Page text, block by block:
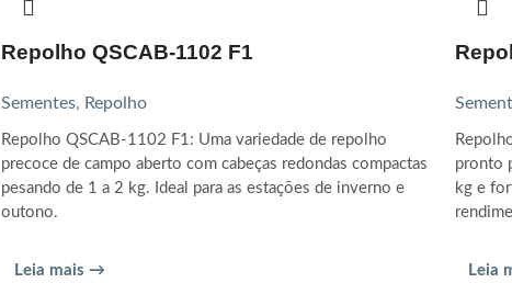
Repolho QSCAB-1102 F1
Sementes, Repolho
Repolho QSCAB-1102 F1: Uma variedade de repolho
precoce de campo aberto com cabeças redondas compactas
pesando de 1 a 2 kg. Ideal para as estações de inverno e
outono.
Leia mais →
pronto
kg e
Leia